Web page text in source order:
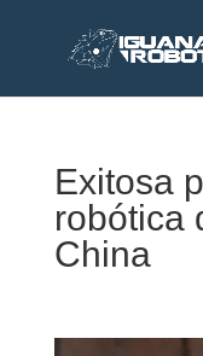
Exitosa
robótica
China